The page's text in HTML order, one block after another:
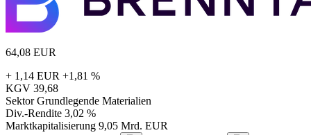
64,08 EUR
+ 1,14 EUR +1,81 %
KGV 39,68
Sektor Grundlegende Materialien
Div.-Rendite 3,02 %
Marktkapitalisierung 9,05 Mrd. EUR